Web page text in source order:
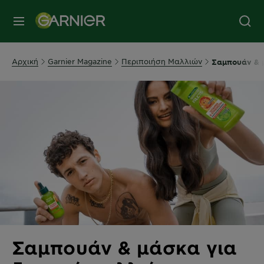
MENU
Αρχική Garnier Magazine Περιποιήση Μαλλιών Σαμπουάν &
Σαμπουάν & μάσκα για